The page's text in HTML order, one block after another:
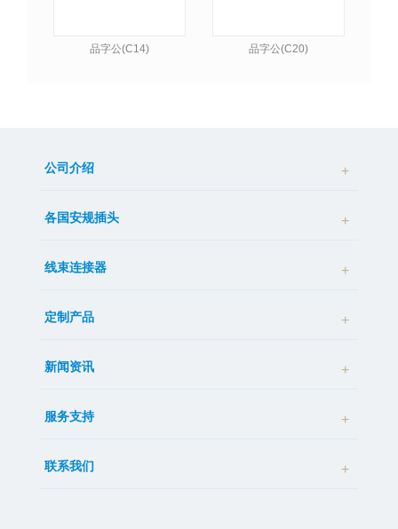
品字公(C14) 品字公(C20)
公司介绍
各国安规插头
线束连接器
定制产品
新闻资讯
服务支持
联系我们